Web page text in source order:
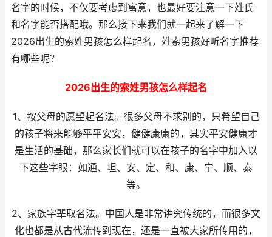
名字的时候，不仅要考虑到寓意，也最好要注意一下姓氏
和名字能否搭配哦。那么接下来我们就一起来了解一下
2026出生的索姓男孩怎么样起名，姓索男孩好听名字推荐
有哪些呢？
2026出生的索姓男孩怎么样起名
1、按父母的愿望起名法。很多父母不求别的，只希望自己
的孩子将来能够平平安安，健健康康的，其实平安健康才
是生活的基础，那么家长们就可以在孩子的名字中加入以
下这些字眼：如通、坦、安、定、和、康、宁、顺、泰
等。
2、家族字辈取名法。中国人是非常讲究传统的，而很多文
化也都是从古代流传到现在，还是一直被大家所传用的，